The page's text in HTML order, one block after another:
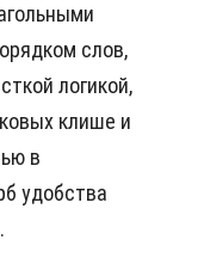
слов,
логикой,
клише и
в
удобства